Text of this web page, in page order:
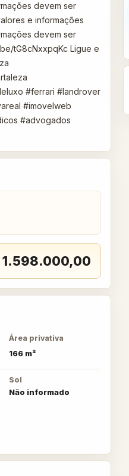
devem ser
e informações
devem ser
tG8cNxxpqKc Ligue e
#ferrari #landrover
#imovelweb
#advogados
1.598.000,00
Área privativa
166 m²
Sol
Não informado